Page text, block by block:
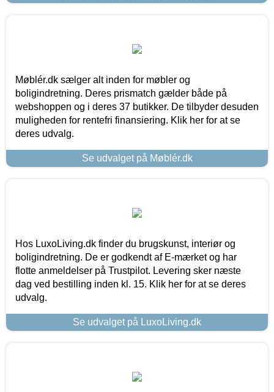
Møblér.dk sælger alt inden for møbler og
boligindretning. Deres prismatch gælder både på
webshoppen og i deres 37 butikker. De tilbyder desuden
muligheden for rentefri finansiering. Klik her for at se
deres udvalg.
Se udvalget på Møblér.dk
Hos LuxoLiving.dk finder du brugskunst, interiør og
boligindretning. De er godkendt af E-mærket og har
flotte anmeldelser på Trustpilot. Levering sker næste
dag ved bestilling inden kl. 15. Klik her for at se deres
udvalg.
Se udvalget på LuxoLiving.dk